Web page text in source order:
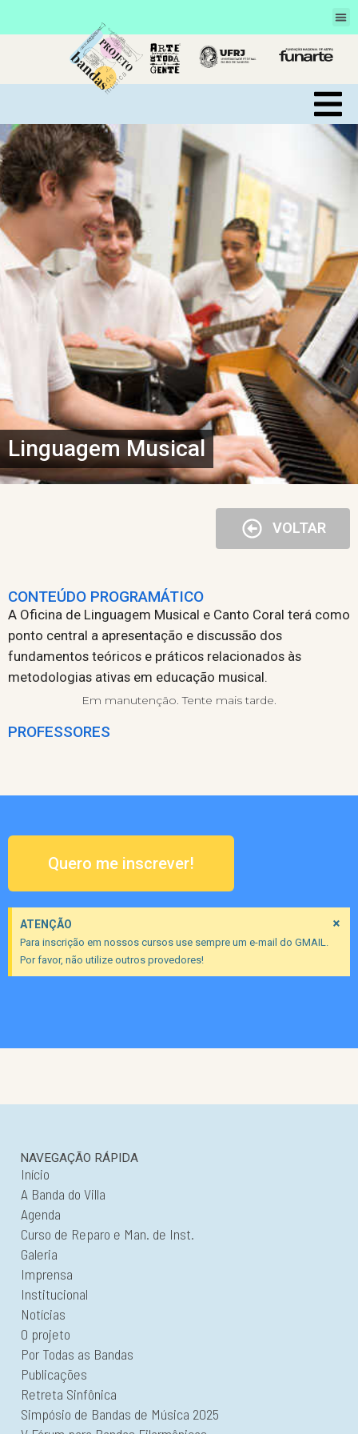
Linguagem Musical
VOLTAR
CONTEÚDO PROGRAMÁTICO
A Oficina de Linguagem Musical e Canto Coral terá como
ponto central a apresentação e discussão dos
fundamentos teóricos e práticos relacionados às
metodologias ativas em educação musical.
PROFESSORES
Em manutenção. Tente mais tarde.
Quero me inscrever!
ATENÇÃO
Para inscrição em nossos cursos use sempre um e-mail do GMAIL.
Por favor, não utilize outros provedores!
×
NAVEGAÇÃO RÁPIDA
Início
A Banda do Villa
Agenda
Curso de Reparo e Man. de Inst.
Galeria
Imprensa
Institucional
Notícias
O projeto
Por Todas as Bandas
Publicações
Retreta Sinfônica
Simpósio de Bandas de Música 2025